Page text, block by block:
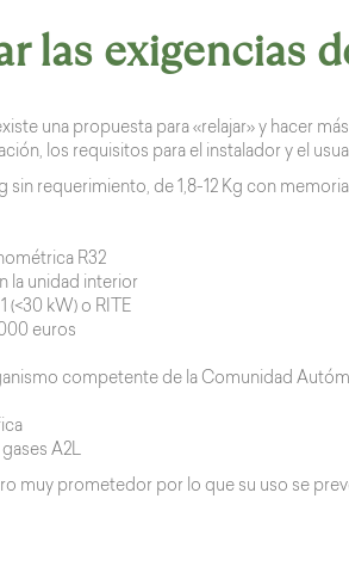
las exigencias
una propuesta para «relajar» y hacer
los requisitos para el instalador y el
sin requerimiento, de 1,8-12 Kg con
R32
la unidad interior
(<30 kW) o RITE
euros
competente de la Comunidad
A2L
muy prometedor por lo que su uso se